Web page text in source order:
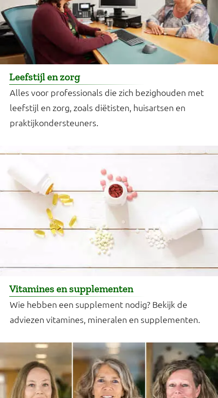
Leefstijl en zorg
Alles voor professionals die zich bezighouden met
leefstijl en zorg, zoals diëtisten, huisartsen en
praktijkondersteuners.
Vitamines en supplementen
Wie hebben een supplement nodig? Bekijk de
adviezen vitamines, mineralen en supplementen.